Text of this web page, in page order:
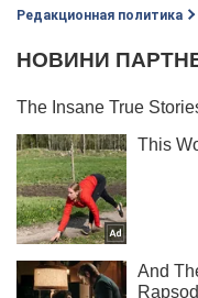
Редакционная политика